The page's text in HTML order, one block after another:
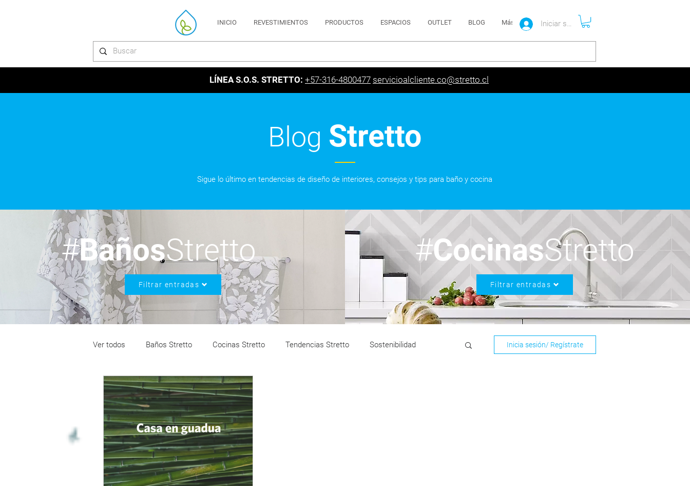
INICIO REVESTIMIENTOS PRODUCTOS ESPACIOS OUTLET BLOG Más Iniciar sesión
LÍNEA S.O.S. STRETTO: +57-316-4800477 servicioalcliente.co@stretto.cl
Blog Stretto
Sigue lo último en tendencias de diseño de interiores, consejos y tips para baño y cocina
#BañosStretto
Filtrar entradas
#CocinasStretto
Filtrar entradas
Ver todos Baños Stretto Cocinas Stretto Tendencias Stretto Sostenibilidad
Bienestar Stretto
Inicia sesión/ Regístrate